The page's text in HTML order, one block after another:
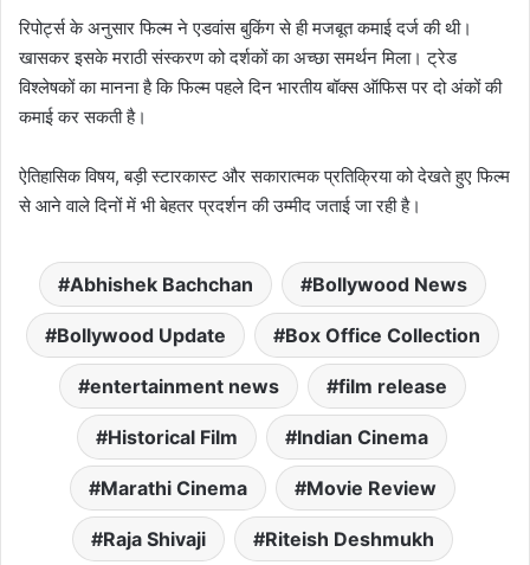
रिपोर्ट्स के अनुसार फिल्म ने एडवांस बुकिंग से ही मजबूत कमाई दर्ज की थी।
खासकर इसके मराठी संस्करण को दर्शकों का अच्छा समर्थन मिला। ट्रेड
विश्लेषकों का मानना है कि फिल्म पहले दिन भारतीय बॉक्स ऑफिस पर दो अंकों की
कमाई कर सकती है।
ऐतिहासिक विषय, बड़ी स्टारकास्ट और सकारात्मक प्रतिक्रिया को देखते हुए फिल्म
से आने वाले दिनों में भी बेहतर प्रदर्शन की उम्मीद जताई जा रही है।
Abhishek Bachchan Bollywood News
Bollywood Update Box Office Collection
entertainment news film release
Historical Film Indian Cinema
Marathi Cinema Movie Review
Raja Shivaji Riteish Deshmukh